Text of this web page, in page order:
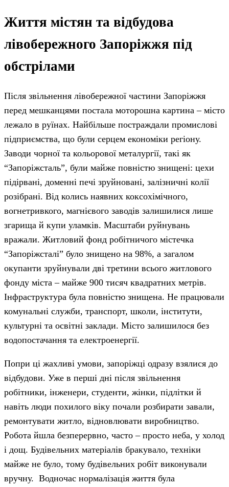
Життя містян та відбудова
лівобережного Запоріжжя під
обстрілами
Після звільнення лівобережної частини Запоріжжя
перед мешканцями постала моторошна картина – місто
лежало в руїнах. Найбільше постраждали промислові
підприємства, що були серцем економіки регіону.
Заводи чорної та кольорової металургії, такі як
“Запоріжсталь”, були майже повністю знищені: цехи
підірвані, доменні печі зруйновані, залізничні колії
розібрані. Від колись наявних коксохімічного,
вогнетривкого, магнієвого заводів залишилися лише
згарища й купи уламків. Масштаби руйнувань
вражали. Житловий фонд робітничого містечка
“Запоріжсталі” було знищено на 98%, а загалом
окупанти зруйнували дві третини всього житлового
фонду міста – майже 900 тисяч квадратних метрів.
Інфраструктура була повністю знищена. Не працювали
комунальні служби, транспорт, школи, інститути,
культурні та освітні заклади. Місто залишилося без
водопостачання та електроенергії.
Попри ці жахливі умови, запоріжці одразу взялися до
відбудови. Уже в перші дні після звільнення
робітники, інженери, студенти, жінки, підлітки й
навіть люди похилого віку почали розбирати завали,
ремонтувати житло, відновлювати виробництво.
Робота йшла безперервно, часто – просто неба, у холод
і дощ. Будівельних матеріалів бракувало, техніки
майже не було, тому будівельних робіт виконували
вручну. Водночас нормалізація життя була